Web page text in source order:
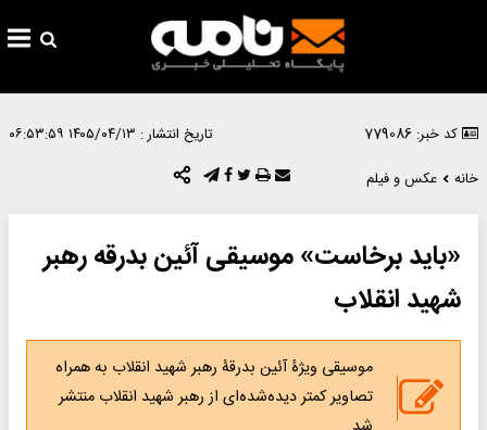
کد خبر: 779086 تاریخ انتشار : ۱۴۰۵/۰۴/۱۳ ۰۶:۵۳:۵۹
خانه
عکس و فیلم
«باید برخاست» موسیقی آئین بدرقه رهبر
شهید انقلاب
موسیقی ویژۀ آئین بدرقۀ رهبر شهید انقلاب به همراه
تصاویر کمتر دیده‌شده‌ای از رهبر شهید انقلاب منتشر